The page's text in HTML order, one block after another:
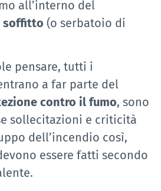
all’interno del
soffitto (o serbatoio di
pensare, tutti i
a far parte del
contro il fumo, sono
sollecitazioni e criticità
dell’incendio così,
essere fatti secondo